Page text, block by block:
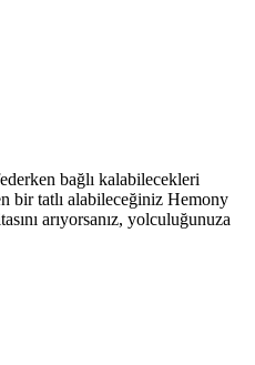
bağlı kalabilecekleri
bir tatlı alabileceğiniz Hemony
arıyorsanız, yolculuğunuza